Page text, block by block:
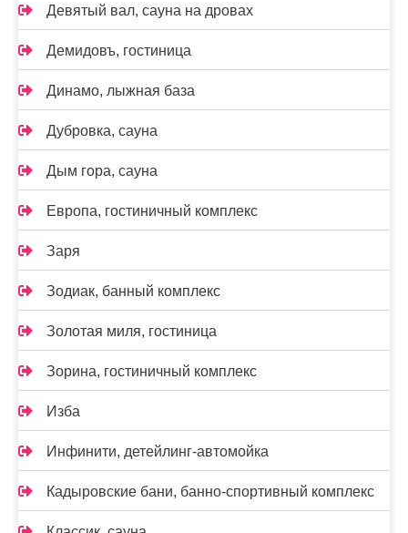
Девятый вал, сауна на дровах
Демидовъ, гостиница
Динамо, лыжная база
Дубровка, сауна
Дым гора, сауна
Европа, гостиничный комплекс
Заря
Зодиак, банный комплекс
Золотая миля, гостиница
Зорина, гостиничный комплекс
Изба
Инфинити, детейлинг-автомойка
Кадыровские бани, банно-спортивный комплекс